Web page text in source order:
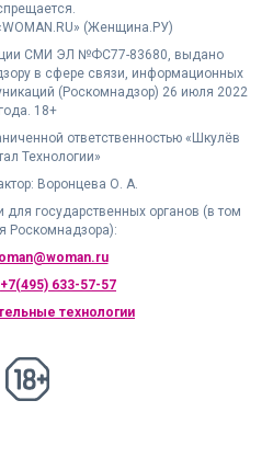
(Женщина.РУ)
СМИ ЭЛ №ФС77-83680, выдано
в сфере связи, информационных
(Роскомнадзор) 26 июля 2022
года. 18+
ответственностью «Шкулёв
Технологии»
Воронцева О. А.
государственных органов (в том
Роскомнадзора):
+7(495) 633-57-57
технологии
18+